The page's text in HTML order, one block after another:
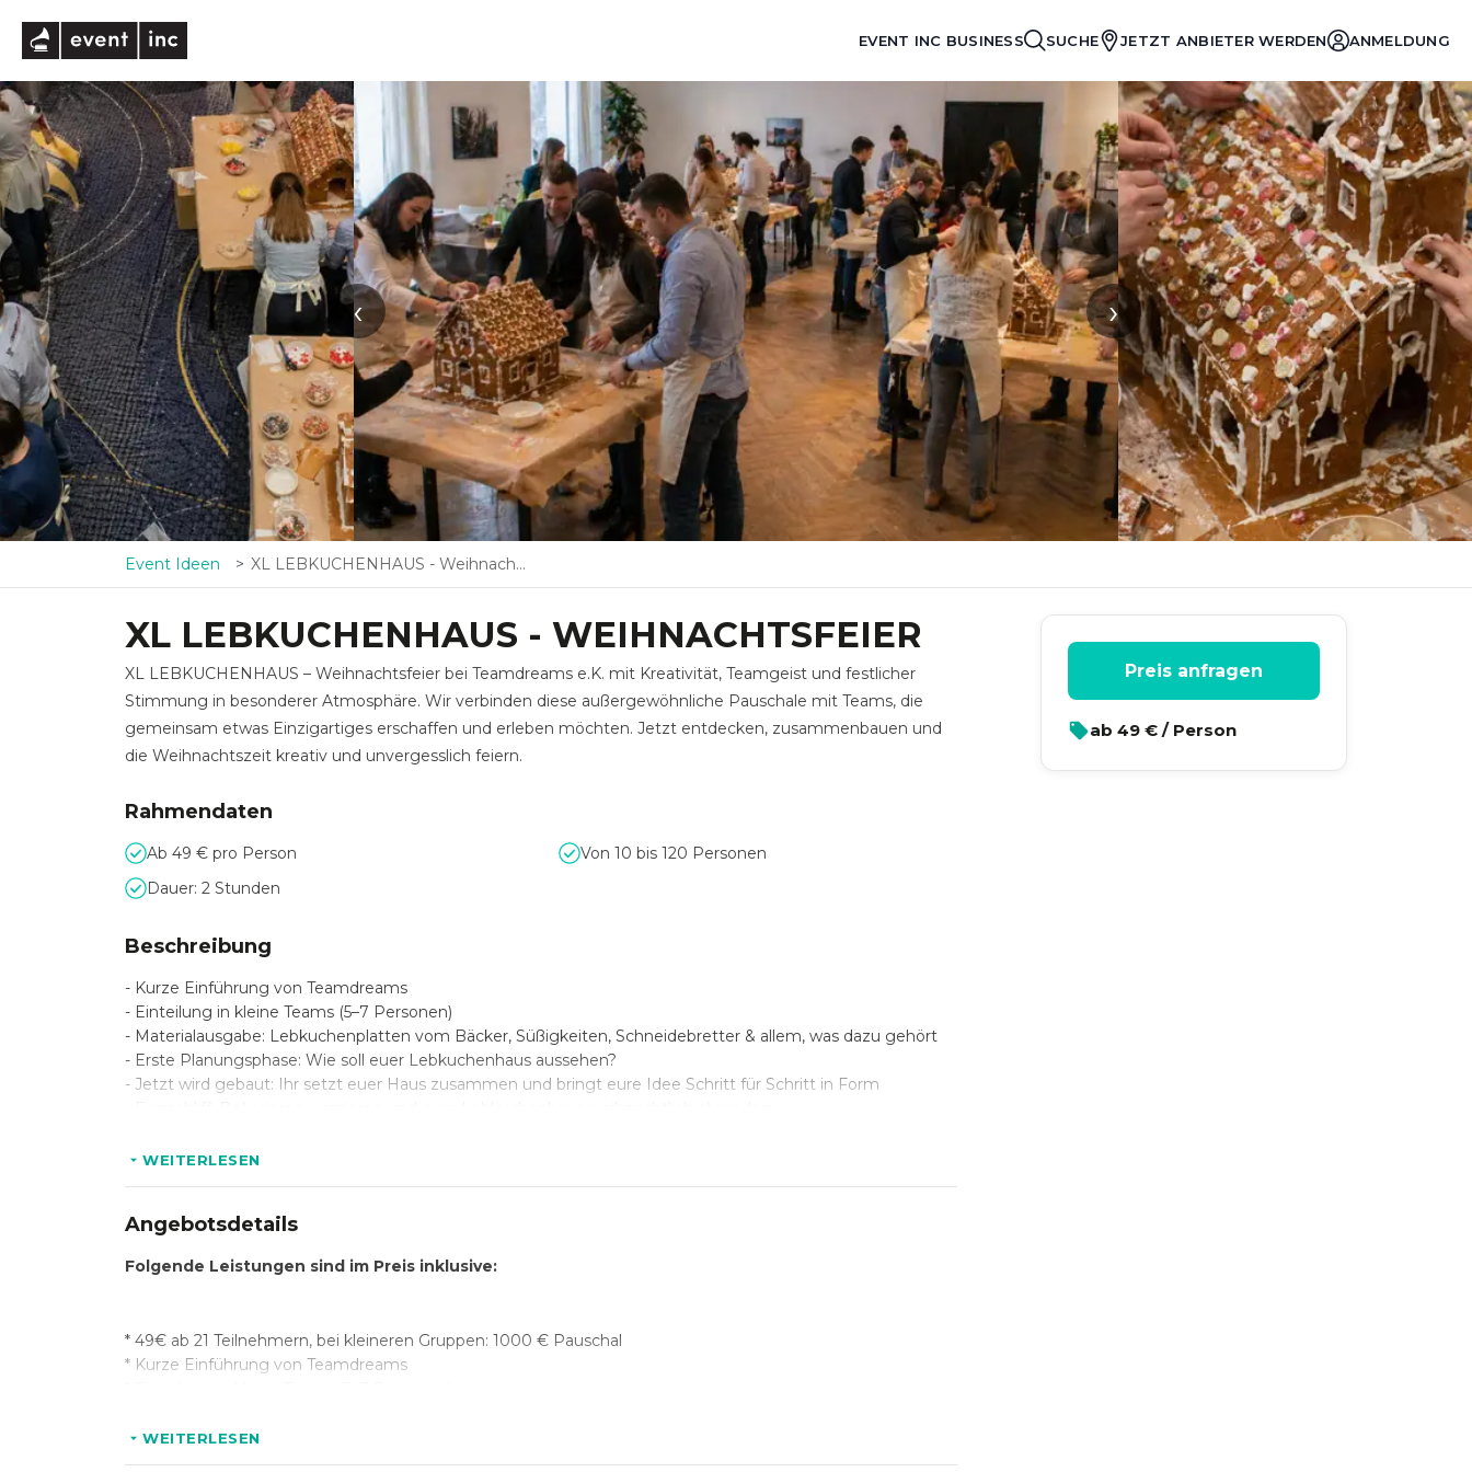
EVENT INC BUSINESS SUCHE JETZT ANBIETER WERDEN ANMELDUNG
‹ ›
Event Ideen XL LEBKUCHENHAUS - Weihnachtsfeier
XL LEBKUCHENHAUS - WEIHNACHTSFEIER
XL LEBKUCHENHAUS – Weihnachtsfeier bei Teamdreams e.K. mit Kreativität, Teamgeist und festlicher
Stimmung in besonderer Atmosphäre. Wir verbinden diese außergewöhnliche Pauschale mit Teams, die
gemeinsam etwas Einzigartiges erschaffen und erleben möchten. Jetzt entdecken, zusammenbauen und
die Weihnachtszeit kreativ und unvergesslich feiern.
Rahmendaten
Ab 49 € pro Person
Von 10 bis 120 Personen
Dauer: 2 Stunden
Beschreibung
- Kurze Einführung von Teamdreams
- Einteilung in kleine Teams (5–7 Personen)
- Materialausgabe: Lebkuchenplatten vom Bäcker, Süßigkeiten, Schneidebretter & allem, was dazu gehört
- Erste Planungsphase: Wie soll euer Lebkuchenhaus aussehen?
- Jetzt wird gebaut: Ihr setzt euer Haus zusammen und bringt eure Idee Schritt für Schritt in Form
WEITERLESEN
Angebotsdetails
Folgende Leistungen sind im Preis inklusive:
* 49€ ab 21 Teilnehmern, bei kleineren Gruppen: 1000 € Pauschal
* Kurze Einführung von Teamdreams
WEITERLESEN
Preis anfragen
ab 49 € / Person